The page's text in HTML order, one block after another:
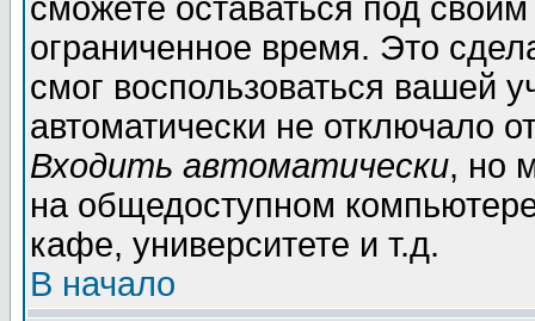
сможете оставаться под
ограниченное время. Это
смог воспользоваться вашей
автоматически не отключало
Входить автоматически, но
на общедоступном
кафе, университете и т.д.
В начало